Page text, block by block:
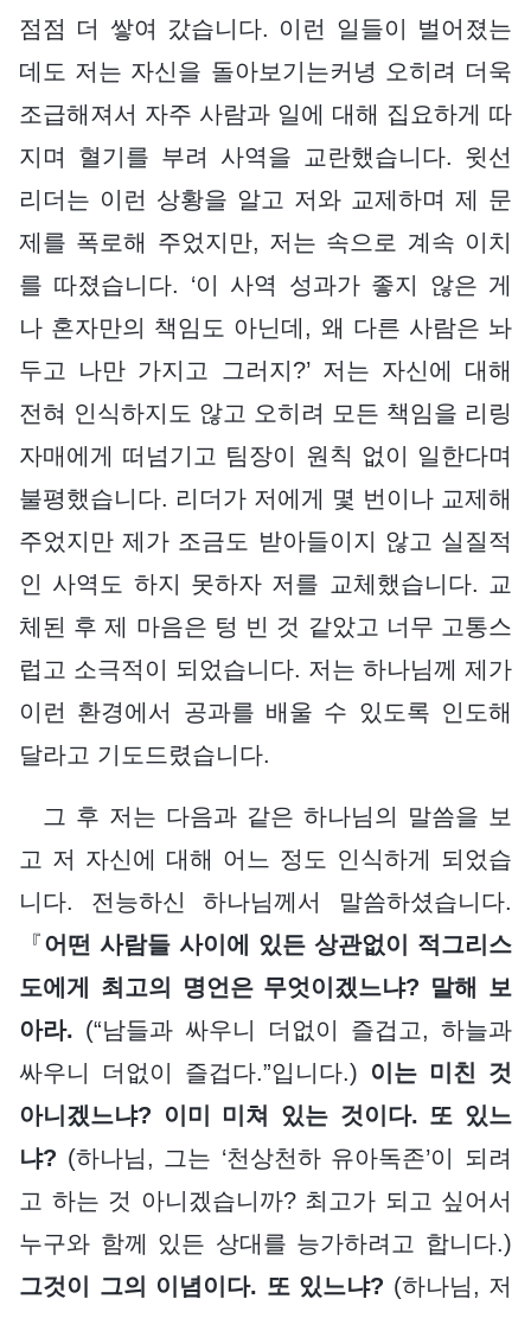
점점 더 쌓여 갔습니다. 이런 일들이 벌어졌는
데도 저는 자신을 돌아보기는커녕 오히려 더욱
조급해져서 자주 사람과 일에 대해 집요하게 따
지며 혈기를 부려 사역을 교란했습니다. 윗선
리더는 이런 상황을 알고 저와 교제하며 제 문
제를 폭로해 주었지만, 저는 속으로 계속 이치
를 따졌습니다. ‘이 사역 성과가 좋지 않은 게
나 혼자만의 책임도 아닌데, 왜 다른 사람은 놔
두고 나만 가지고 그러지?’ 저는 자신에 대해
전혀 인식하지도 않고 오히려 모든 책임을 리링
자매에게 떠넘기고 팀장이 원칙 없이 일한다며
불평했습니다. 리더가 저에게 몇 번이나 교제해
주었지만 제가 조금도 받아들이지 않고 실질적
인 사역도 하지 못하자 저를 교체했습니다. 교
체된 후 제 마음은 텅 빈 것 같았고 너무 고통스
럽고 소극적이 되었습니다. 저는 하나님께 제가
이런 환경에서 공과를 배울 수 있도록 인도해
달라고 기도드렸습니다.
그 후 저는 다음과 같은 하나님의 말씀을 보
고 저 자신에 대해 어느 정도 인식하게 되었습
니다. 전능하신 하나님께서 말씀하셨습니다.
『어떤 사람들 사이에 있든 상관없이 적그리스
도에게 최고의 명언은 무엇이겠느냐? 말해 보
아라. (“남들과 싸우니 더없이 즐겁고, 하늘과
싸우니 더없이 즐겁다.”입니다.) 이는 미친 것
아니겠느냐? 이미 미쳐 있는 것이다. 또 있느
냐? (하나님, 그는 ‘천상천하 유아독존’이 되려
고 하는 것 아니겠습니까? 최고가 되고 싶어서
누구와 함께 있든 상대를 능가하려고 합니다.)
그것이 그의 이념이다. 또 있느냐? (하나님, 저